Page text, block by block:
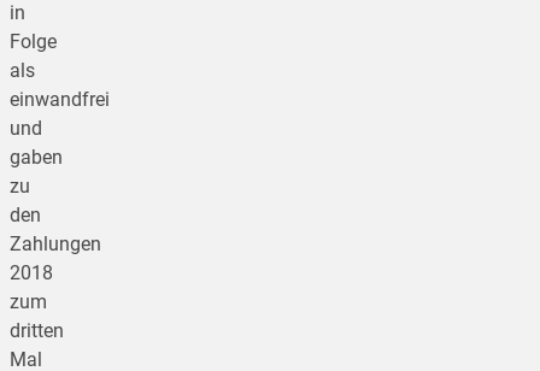
in
Folge
als
einwandfrei
und
gaben
zu
den
Zahlungen
2018
zum
dritten
Mal